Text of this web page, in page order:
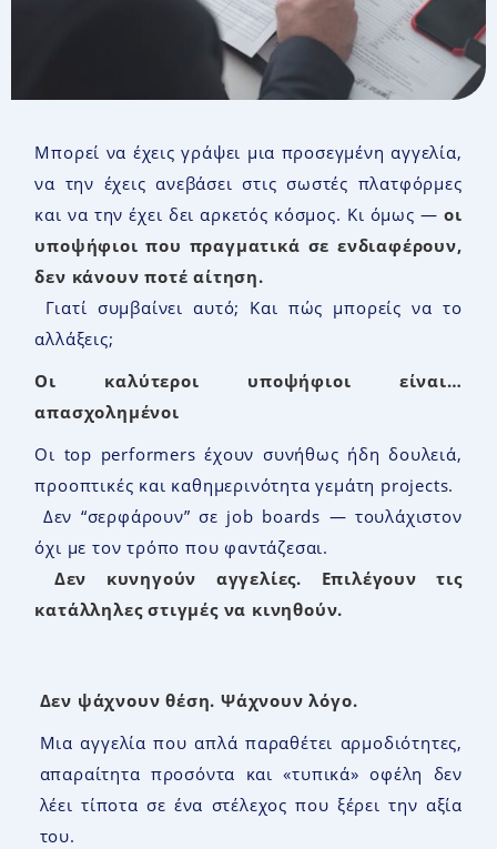
Μπορεί να έχεις γράψει μια προσεγμένη αγγελία,
να την έχεις ανεβάσει στις σωστές πλατφόρμες
και να την έχει δει αρκετός κόσμος. Κι όμως —οι
υποψήφιοι που πραγματικά σε ενδιαφέρουν,
δεν κάνουν ποτέ αίτηση.
Γιατί συμβαίνει αυτό; Και πώς μπορείς να το
αλλάξεις;
Οι καλύτεροι υποψήφιοι είναι…
απασχολημένοι
Οι top performers έχουν συνήθως ήδη δουλειά,
προοπτικές και καθημερινότητα γεμάτη projects.
Δεν “σερφάρουν” σε job boards — τουλάχιστον
όχι με τον τρόπο που φαντάζεσαι.
Δεν κυνηγούν αγγελίες. Επιλέγουν τις
κατάλληλες στιγμές να κινηθούν.
Δεν ψάχνουν θέση. Ψάχνουν λόγο.
Μια αγγελία που απλά παραθέτει αρμοδιότητες,
απαραίτητα προσόντα και «τυπικά» οφέλη δεν
λέει τίποτα σε ένα στέλεχος που ξέρει την αξία
του.